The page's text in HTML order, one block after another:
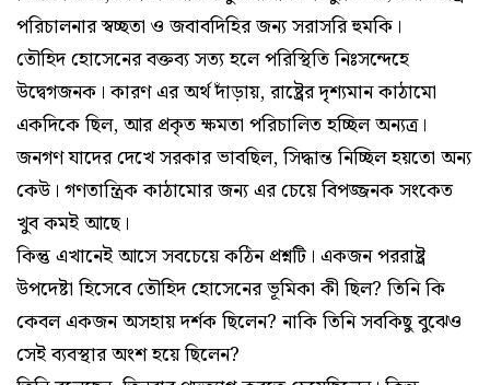
পরিচালনার স্বচ্ছতা ও জবাবদিহির জন্য সরাসরি হুমকি।
তৌহিদ হোসেনের বক্তব্য সত্য হলে পরিস্থিতি নিঃসন্দেহে
উদ্বেগজনক। কারণ এর অর্থ দাঁড়ায়, রাষ্ট্রের দৃশ্যমান কাঠামো
একদিকে ছিল, আর প্রকৃত ক্ষমতা পরিচালিত হচ্ছিল অন্যত্র।
জনগণ যাদের দেখে সরকার ভাবছিল, সিদ্ধান্ত নিচ্ছিল হয়তো অন্য
কেউ। গণতান্ত্রিক কাঠামোর জন্য এর চেয়ে বিপজ্জনক সংকেত
খুব কমই আছে।
কিন্তু এখানেই আসে সবচেয়ে কঠিন প্রশ্নটি। একজন পররাষ্ট্র
উপদেষ্টা হিসেবে তৌহিদ হোসেনের ভূমিকা কী ছিল? তিনি কি
কেবল একজন অসহায় দর্শক ছিলেন? নাকি তিনি সবকিছু বুঝেও
সেই ব্যবস্থার অংশ হয়ে ছিলেন?